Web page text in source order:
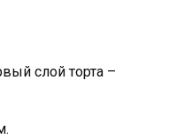
слой торта –